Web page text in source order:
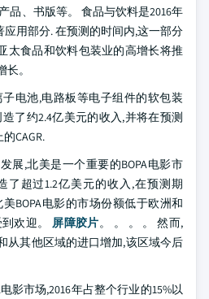
品、书版等。 食品与饮料是2016年
用部分. 在预测的时间内,这一部分
太食品和饮料包装业的高增长将推
。
子电池,电路板等电子组件的软包装
了约2.4亿美元的收入,并将在预测
CAGR.
展,北美是一个重要的BOPA电影市
了超过1.2亿美元的收入,在预测期
美BOPA电影的市场份额低于欧洲和
欢迎。 屏障胶片。 。 。 。 然而,
从其他区域的进口增加,该区域今后
影市场,2016年占整个行业的15%以